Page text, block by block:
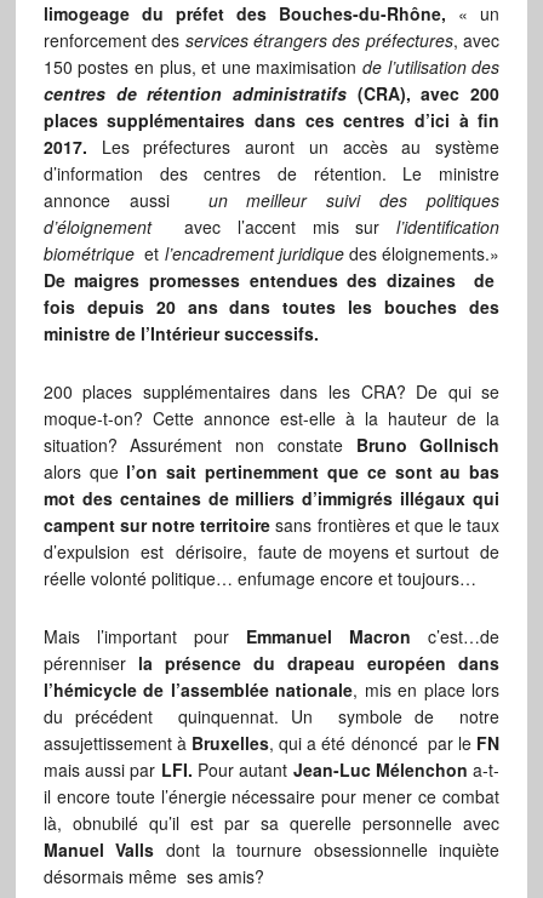
limogeage du préfet des Bouches-du-Rhône, « un
renforcement des services étrangers des préfectures, avec
150 postes en plus, et une maximisation de l’utilisation des
centres de rétention administratifs (CRA), avec 200
places supplémentaires dans ces centres d’ici à fin
2017. Les préfectures auront un accès au système
d’information des centres de rétention. Le ministre
annonce aussi un meilleur suivi des politiques
d’éloignement
avec l’accent mis sur l’identification
biométrique et l’encadrement juridiquedes éloignements.»
De maigres promesses entendues des dizaines de
fois depuis 20 ans dans toutes les bouches des
ministre de l’Intérieur successifs.
200 places supplémentaires dans les CRA? De qui se
moque-t-on? Cette annonce est-elle à la hauteur de la
situation? Assurément non constate Bruno Gollnisch
alors que l’on sait pertinemment que ce sont au bas
mot des centaines de milliers d’immigrés illégaux qui
campent sur notre territoire sans frontières et que le taux
d’expulsion est dérisoire, faute de moyens et surtout de
réelle volonté politique… enfumage encore et toujours…
Mais l’important pour Emmanuel Macron c’est…de
pérenniserla présence du drapeau européen dans
l’hémicycle de l’assemblée nationale, mis en place lors
du précédent quinquennat. Un symbole de notre
assujettissement à Bruxelles, qui a été dénoncé par le FN
mais aussi par LFI. Pour autant Jean-Luc Mélenchon a-t-
il encore toute l’énergie nécessaire pour mener ce combat
là, obnubilé qu’il est par sa querelle personnelle avec
Manuel Valls dont la tournure obsessionnelle inquiète
désormais même ses amis?